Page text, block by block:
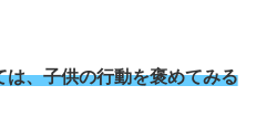
、子供の行動を褒めてみる